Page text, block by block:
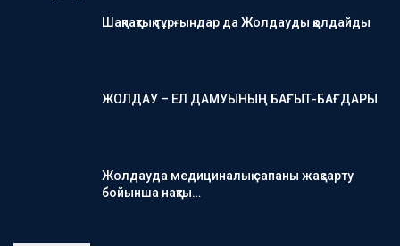
Шақпақтық тұрғындар да Жолдауды қолдайды
ЖОЛДАУ – ЕЛ ДАМУЫНЫҢ БАҒЫТ-БАҒДАРЫ
Жолдауда медициналық сапаны жақсарту
бойынша нақты…